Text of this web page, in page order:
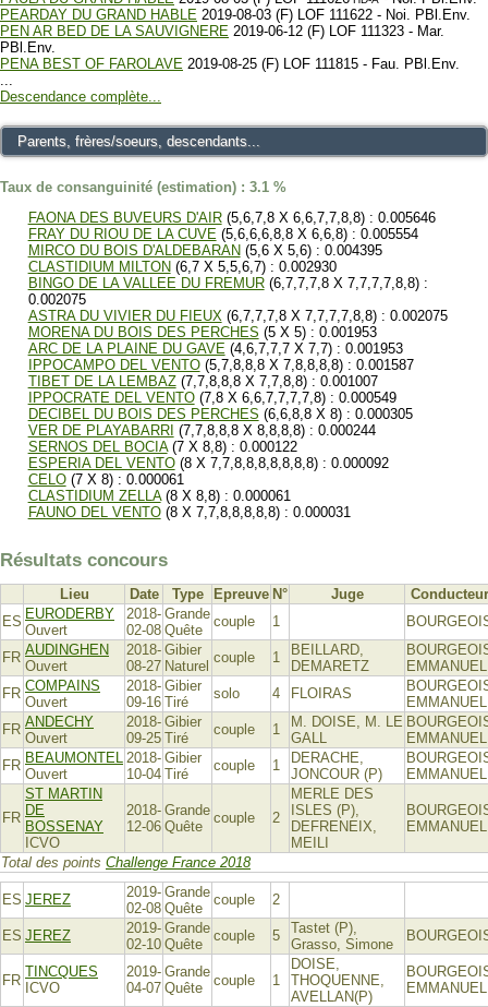
PEARDAY DU GRAND HABLE 2019-08-03 (F) LOF 111622 - Noi. PBl.Env.
PEN AR BED DE LA SAUVIGNERE 2019-06-12 (F) LOF 111323 - Mar.
PBl.Env.
PENA BEST OF FAROLAVE 2019-08-25 (F) LOF 111815 - Fau. PBl.Env.
Descendance complète...
Parents, frères/soeurs, descendants...
Taux de consanguinité (estimation) : 3.1 %
FAONA DES BUVEURS D'AIR(5,6,7,8 X 6,6,7,7,8,8) : 0.005646
FRAY DU RIOU DE LA CUVE(5,6,6,6,8,8 X 6,6,8) : 0.005554
MIRCO DU BOIS D'ALDEBARAN (5,6 X 5,6) : 0.004395
CLASTIDIUM MILTON (6,7 X 5,5,6,7) : 0.002930
BINGO DE LA VALLEE DU FREMUR(6,7,7,7,8 X 7,7,7,7,8,8) :
0.002075
ASTRA DU VIVIER DU FIEUX(6,7,7,7,8 X 7,7,7,7,8,8) : 0.002075
MORENA DU BOIS DES PERCHES (5 X 5) : 0.001953
ARC DE LA PLAINE DU GAVE(4,6,7,7,7 X 7,7) : 0.001953
IPPOCAMPO DEL VENTO(5,7,8,8,8 X 7,8,8,8,8) : 0.001587
TIBET DE LA LEMBAZ(7,7,8,8,8 X 7,7,8,8) : 0.001007
IPPOCRATE DEL VENTO(7,8 X 6,6,7,7,7,7,8) : 0.000549
DECIBEL DU BOIS DES PERCHES (6,6,8,8 X 8) : 0.000305
VER DE PLAYABARRI (7,7,8,8,8 X 8,8,8,8) : 0.000244
SERNOS DEL BOCIA(7 X 8,8) : 0.000122
ESPERIA DEL VENTO(8 X 7,7,8,8,8,8,8,8,8) : 0.000092
CELO(7 X 8) : 0.000061
CLASTIDIUM ZELLA(8 X 8,8) : 0.000061
FAUNO DEL VENTO(8 X 7,7,8,8,8,8,8) : 0.000031
Résultats concours
Lieu Date Type Epreuve N° Juge
Conducteur
ES EURODERBY
Ouvert
2018-
02-08
Grande
Quête
couple 1
FR AUDINGHEN
Ouvert
2018-
08-27
Gibier
Naturel
couple 1
BEILLARD,
DEMARETZ
EMMANUEL
FR COMPAINS
Ouvert
2018-
09-16
Gibier
Tiré
solo 4 FLOIRAS
EMMANUEL
FR ANDECHY
Ouvert
2018-
09-25
Gibier
Tiré
couple 1
M. DOISE, M. LE
GALL
EMMANUEL
FR BEAUMONTEL
Ouvert
2018-
10-04
Gibier
Tiré
couple 1
DERACHE,
JONCOUR (P)
EMMANUEL
FR
ST MARTIN
DE
BOSSENAY
ICVO
2018-
12-06
Grande
Quête
couple 2
MERLE DES
ISLES (P),
DEFRENEIX,
MEILI
EMMANUEL
Total des points Challenge France 2018
ES JEREZ
2019-
02-08
Grande
Quête
couple 2
ES JEREZ
2019-
02-10
Grande
Quête
couple 5
Tastet (P),
Grasso, Simone
FR
TINCQUES
ICVO
2019-
04-07
Grande
Quête
couple 1
DOISE,
THOQUENNE,
AVELLAN(P)
EMMANUEL